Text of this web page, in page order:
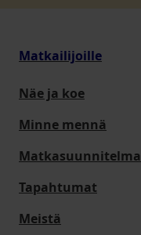
Matkailijoille
Näe ja koe
Minne mennä
Matkasuunnitelma
Tapahtumat
Meistä